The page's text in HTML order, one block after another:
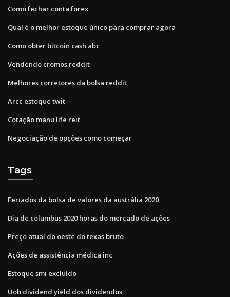
Como fechar conta forex
Qual é o melhor estoque único para comprar agora
Como obter bitcoin cash abc
Vendendo cromos reddit
Melhores corretores da bolsa reddit
Arcc estoque twit
Cotação manu life reit
Negociação de opções como começar
Tags
Feriados da bolsa de valores da austrália 2020
Dia de columbus 2020 horas do mercado de ações
Preço atual do oeste do texas bruto
Ações de assistência médica inc
Estoque smi excluído
Uob dividend yield dos dividendos